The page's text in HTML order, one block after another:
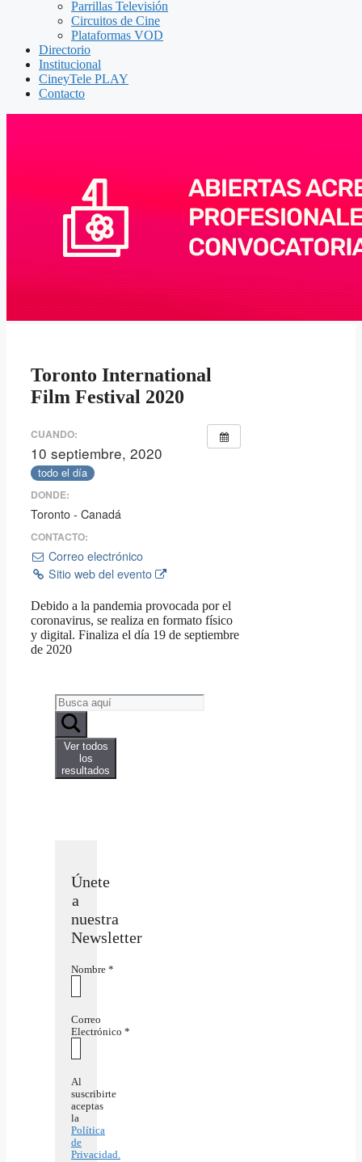
Parrillas Televisión
Circuitos de Cine
Plataformas VOD
Directorio
Institucional
CineyTele PLAY
Contacto
Toronto International
Film Festival 2020
CUANDO:
10 septiembre, 2020
todo el día
DONDE:
Toronto - Canadá
CONTACTO:
Correo electrónico
Sitio web del evento
Debido a la pandemia provocada por el
coronavirus, se realiza en formato físico
y digital. Finaliza el día 19 de septiembre
de 2020
Search
...
Ver todos
los
resultados
Únete
a
nuestra
Newsletter
Nombre *
Correo
Electrónico *
Al
suscribirte
aceptas
la
Política
de
Privacidad.